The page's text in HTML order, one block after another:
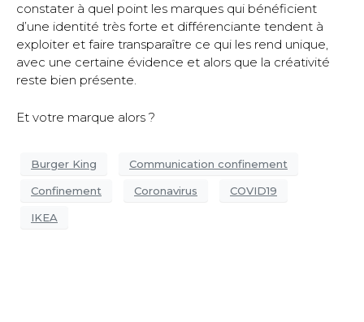
constater à quel point les marques qui bénéficient
d’une identité très forte et différenciante tendent à
exploiter et faire transparaître ce qui les rend unique,
avec une certaine évidence et alors que la créativité
reste bien présente.
Et votre marque alors ?
Burger King Communication confinement
Confinement Coronavirus COVID19
IKEA